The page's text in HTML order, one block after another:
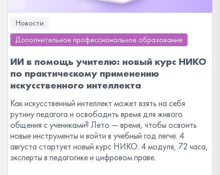
Новости
Дополнительное профессиональное образование
ИИ в помощь учителю: новый курс НИКО
по практическому применению
искусственного интеллекта
Как искусственный интеллект может взять на себя
рутину педагога и освободить время для живого
общения с учениками? Лето — время, чтобы освоить
новые инструменты и войти в учебный год легче. 4
августа стартует новый курс НИКО: 4 модуля, 72 часа,
эксперты в педагогике и цифровом праве.